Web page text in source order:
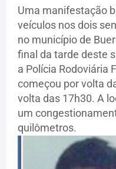
Uma manifestação
veículos nos dois
no município de
final da tarde deste
a Polícia Rodoviária
começou por volta
volta das 17h30. A
um
quilômetros.